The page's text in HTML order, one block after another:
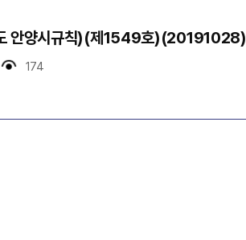
도 안양시규칙)(제1549호)(20191028)
174